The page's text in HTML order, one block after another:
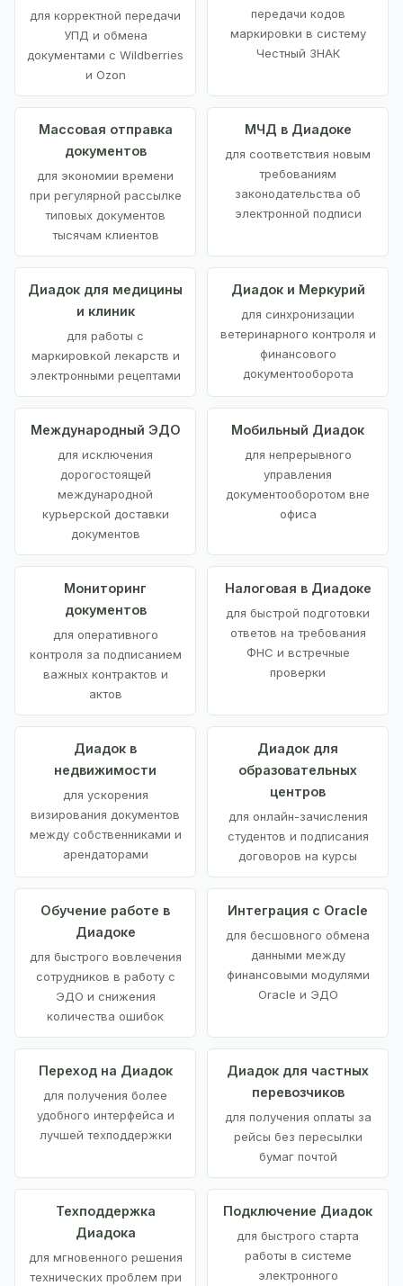
для корректной передачи
УПД и обмена
документами с Wildberries
и Ozon
передачи кодов
маркировки в систему
Честный ЗНАК
Массовая отправка
документов
для экономии времени
при регулярной рассылке
типовых документов
тысячам клиентов
МЧД в Диадоке
для соответствия новым
требованиям
законодательства об
электронной подписи
Диадок для медицины
и клиник
для работы с
маркировкой лекарств и
электронными рецептами
Диадок и Меркурий
для синхронизации
ветеринарного контроля и
финансового
документооборота
Международный ЭДО
для исключения
дорогостоящей
международной
курьерской доставки
документов
Мобильный Диадок
для непрерывного
управления
документооборотом вне
офиса
Мониторинг
документов
для оперативного
контроля за подписанием
важных контрактов и
актов
Налоговая в Диадоке
для быстрой подготовки
ответов на требования
ФНС и встречные
проверки
Диадок в
недвижимости
для ускорения
визирования документов
между собственниками и
арендаторами
Диадок для
образовательных
центров
для онлайн-зачисления
студентов и подписания
договоров на курсы
Обучение работе в
Диадоке
для быстрого вовлечения
сотрудников в работу с
ЭДО и снижения
количества ошибок
Интеграция с Oracle
для бесшовного обмена
данными между
финансовыми модулями
Oracle и ЭДО
Переход на Диадок
для получения более
удобного интерфейса и
лучшей техподдержки
Диадок для частных
перевозчиков
для получения оплаты за
рейсы без пересылки
бумаг почтой
Техподдержка
Диадока
для мгновенного решения
технических проблем при
Подключение Диадок
для быстрого старта
работы в системе
электронного